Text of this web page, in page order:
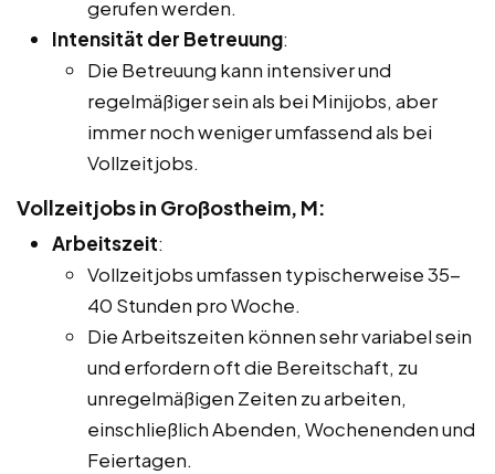
gerufen werden.
Intensität der Betreuung:
Die Betreuung kann intensiver und
regelmäßiger sein als bei Minijobs, aber
immer noch weniger umfassend als bei
Vollzeitjobs.
Vollzeitjobs in Großostheim, M:
Arbeitszeit:
Vollzeitjobs umfassen typischerweise 35-
40 Stunden pro Woche.
Die Arbeitszeiten können sehr variabel sein
und erfordern oft die Bereitschaft, zu
unregelmäßigen Zeiten zu arbeiten,
einschließlich Abenden, Wochenenden und
Feiertagen.